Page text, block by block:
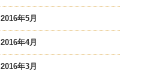
2016年5月
2016年4月
2016年3月